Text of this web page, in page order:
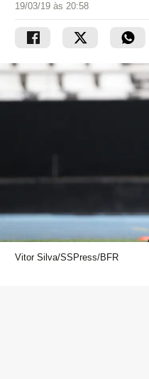
19/03/19 às 20:58
Vitor Silva/SSPress/BFR